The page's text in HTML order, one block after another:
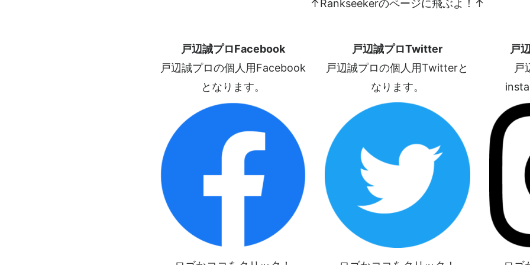
↑Rankseekerのページに飛ぶよ！↑
戸辺誠プロFacebook
戸辺誠プロの個人用Facebook
となります。
戸辺誠プロTwitter
戸辺誠プロの個人用Twitterと
なります。
戸
戸